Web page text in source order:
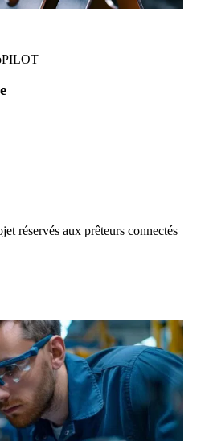
réservés aux prêteurs connectés